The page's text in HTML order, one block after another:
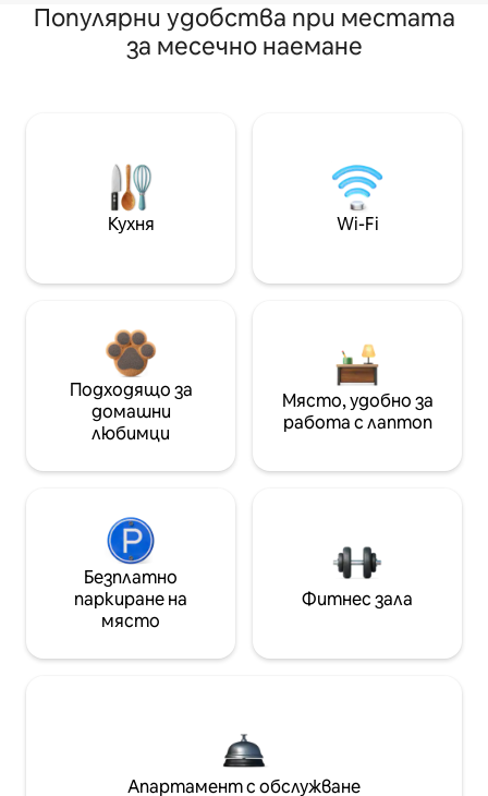
Популярни удобства при местата
за месечно наемане
Кухня Wi-Fi
Подходящо за
домашни
любимци
Място, удобно за
работа с лаптоп
Безплатно
паркиране на
място
Фитнес зала
Апартамент с обслужване